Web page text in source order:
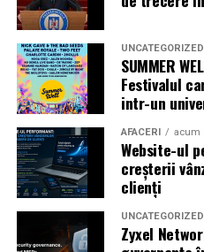
Shopping City Ploiești, pe
proiecția specială introdusă
alături de actoriiIoana
Azaleea Necula și Gabriel
O comedie actuală și
mea”este distribuit de
TRAILER:https://bit.ly/
Site oficial:inpieleamea.ro
Mai multe detalii, imagini
UNCATEGORIZED
SUMMER
Festivalul
intr-un
AFACERI acum
Website-ul
creșterii
clienți
UNCATEGORIZED
Zyxel